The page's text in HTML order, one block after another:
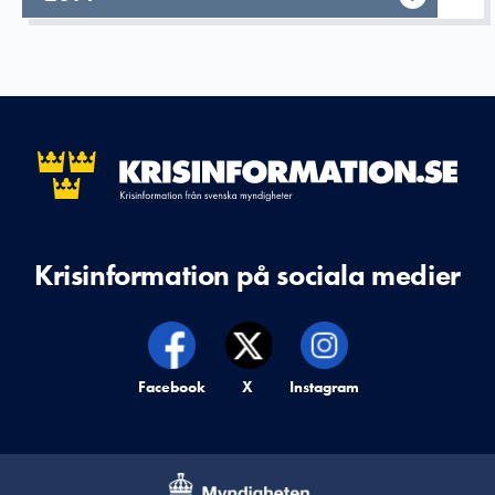
Krisinformation på sociala medier
Krisinformation på,
Facebook Krisinformation på,
X Krisinformation på,
Instagram